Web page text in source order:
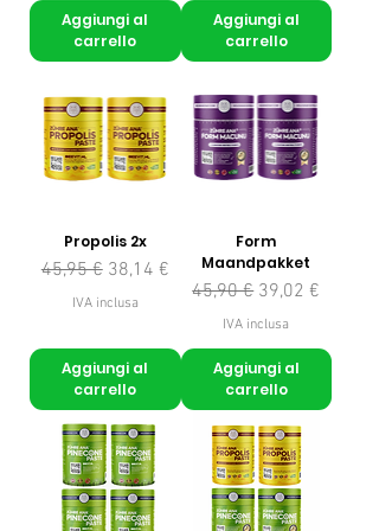
Aggiungi al
carrello
Aggiungi al
carrello
Propolis 2x
Prezzo regolare
45,95 € Prezzo scontato
38,14 €
IVA inclusa
Aggiungi al
carrello
Form
Maandpakket
Prezzo regolare
45,90 € Prezzo scontato
39,02 €
IVA inclusa
Aggiungi al
carrello